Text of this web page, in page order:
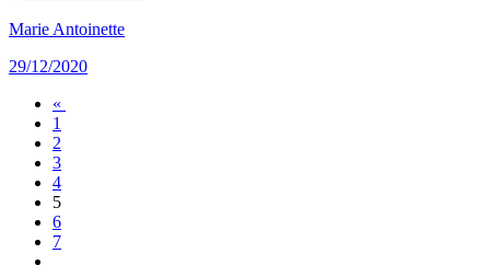
Marie Antoinette
29/12/2020
«
1
2
3
4
5
6
7